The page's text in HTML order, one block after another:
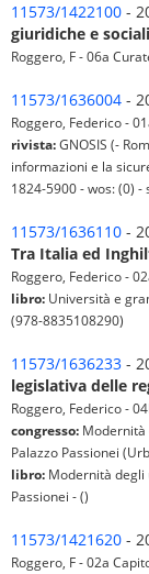
11573/1422100 -
giuridiche e
Roggero, F - 06a
11573/1636004 -
Roggero, Federico -
rivista:GNOSIS (-
informazioni e la
1824-5900 - wos: (0) -
11573/1636110 -
Tra Italia ed
Roggero, Federico -
libro: Università e
(978-8835108290)
11573/1636233 -
legislativa delle
Roggero, Federico -
congresso: Modernità
Palazzo Passionei
libro: Modernità degli
Passionei - ()
11573/1421620 -
Roggero, F - 02a